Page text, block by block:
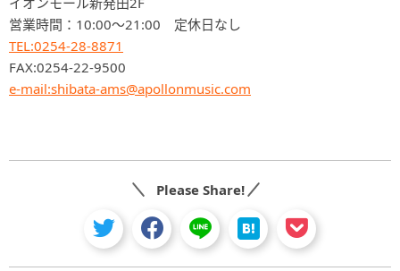
営業時間：10:00～21:00 定休日なし
TEL:0254-28-8871
FAX:0254-22-9500
e-mail:shibata-ams@apollonmusic.com
Please Share!